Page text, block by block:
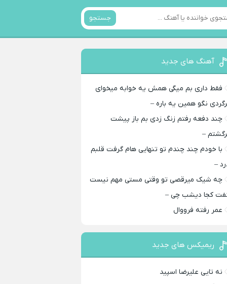
جستجو
آهنگ های جدید
فقط داری بم میگی همش یه خوابه میخوای
نگو همین یه باره –
چند دفعه رفتم زنگ زدی بم باز پیشت
–
با خودم چند چندم تو تنهایی هام گرفت قلبم
–
چه شیک میرقصی تو وقتی مستی مهم نیست
کجا دیشب چی –
عمر رفته فرووال
ریمیکس های جدید
نه تایی علیرضا اسپید